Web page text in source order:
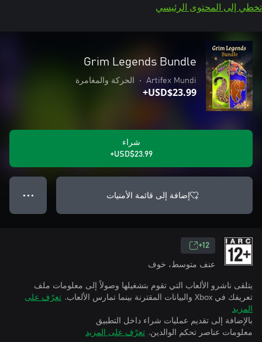
تخطي إلى المحتوى الرئيسي
Grim Legends Bundle
Artifex Mundi
• الحركة والمغامرة
USD$23.99+
شراء
USD$23.99+
إضافة إلى قائمة الأمنيات ● ● ●
12+
عنف متوسط، خوف
يتلقى ناشرو الألعاب التي تقوم بتشغيلها وصولاً إلى معلومات ملف
تعريفك في Xbox والبيانات المقترنة بينما تمارس الألعاب.
تعرّف على
المزيد
بالإضافة إلى تقديم عمليات شراء داخل التطبيق
معلومات عناصر تحكم الوالدين. تعرّف على المزيد